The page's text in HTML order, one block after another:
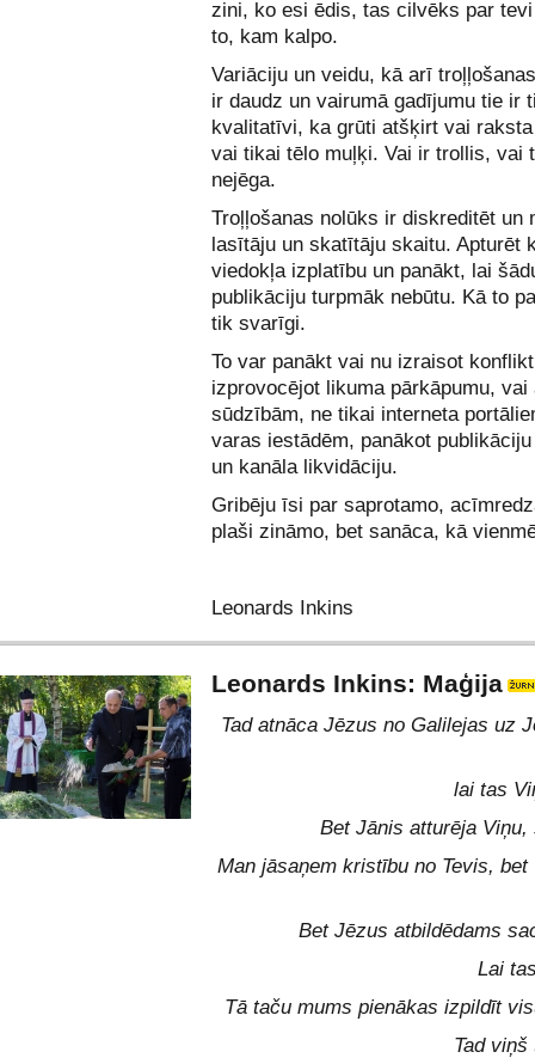
zini, ko esi ēdis, tas cilvēks par
to, kam kalpo.
Variāciju un veidu, kā arī
ir daudz un vairumā gadījumu tie ir
kvalitatīvi, ka grūti atšķirt vai
vai tikai tēlo muļķi. Vai ir trollis, vai
nejēga.
Troļļošanas nolūks ir diskreditēt un
lasītāju un skatītāju skaitu. Apturēt
viedokļa izplatību un panākt, lai
publikāciju turpmāk nebūtu. Kā to
tik svarīgi.
To var panākt vai nu izraisot
izprovocējot likuma pārkāpumu, vai
sūdzībām, ne tikai interneta
varas iestādēm, panākot
un kanāla likvidāciju.
Gribēju īsi par saprotamo,
plaši zināmo, bet sanāca, kā
Leonards Inkins
Leonards Inkins: Maģija
Tad atnāca Jēzus no Galilejas uz
lai tas
Bet Jānis atturēja Viņu,
Man jāsaņem kristību no Tevis, bet
Bet Jēzus atbildēdams
Lai
Tā taču mums pienākas izpildīt
Tad